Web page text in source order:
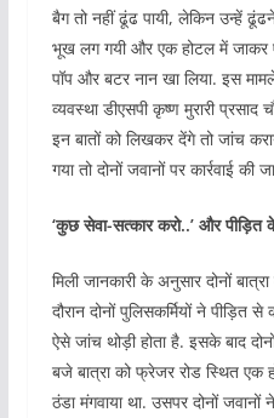
बैग तो नहीं ढूंढ पायी, लेकिन उन्हें
भूख लग गयी और एक होटल में
पॉप और बटर नान खा लिया. इस
व्यवस्था डीएसपी कृष्ण मुरारी
इन बातों को लिखकर देंगे तो जांच
गया तो दोनों जवानों पर कार्रवाई की
‘कुछ सेवा-सत्कार करो..’ और
मिली जानकारी के अनुसार दोनों
दौरान दोनों पुलिसकर्मियों ने
ऐसे जांच थोड़ी होता है. इसके बाद
बजे बात्रा को फ्रेजर रोड स्थित एक
ठंडा मंगवाया था. उसपर दोनों जवानों